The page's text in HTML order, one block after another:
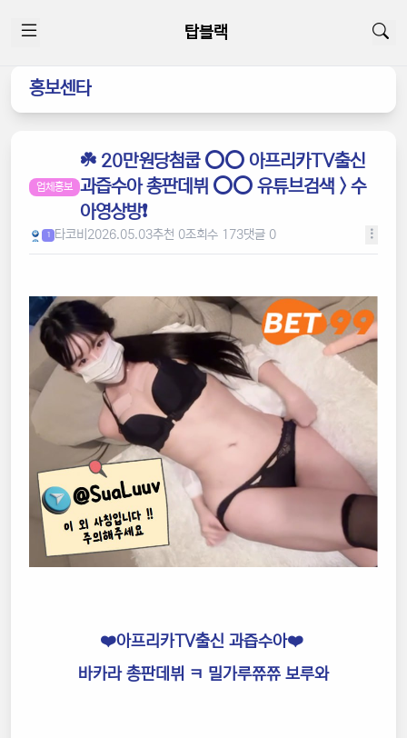
탑블랙
홍보센타
업체홍보
☘️ 20만원당첨쿱 ⭕️⭕️ 아프리카TV출신
과즙수아 총판데뷔 ⭕️⭕️ 유튜브검색 > 수
아영상방❗️
1 타코비 2026.05.03추천 0조회수 173댓글 0
❤️아프리카TV출신 과즙수아❤️
바카라 총판데뷔 ㅋ 밀가루쮸쮸 보루와